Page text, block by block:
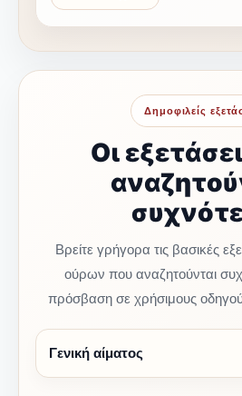
Δημοφιλείς
Οι
Βρείτε γρήγορα τις βασικές
ούρων που αναζητούνται
πρόσβαση σε χρήσιμους
Γενική αίματος